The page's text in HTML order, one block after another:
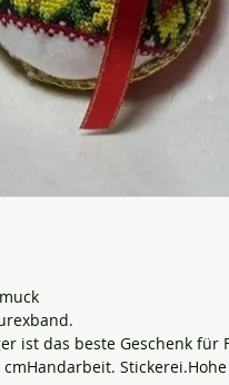
ist das beste Geschenk für